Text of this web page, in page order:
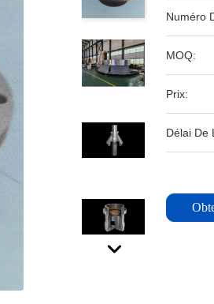
Numéro
MOQ:
Prix:
Délai De